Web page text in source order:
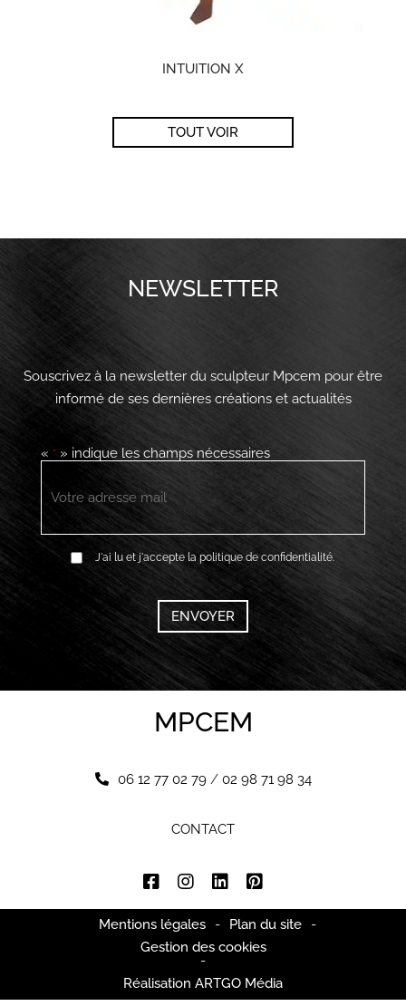
INTUITION X
TOUT VOIR
NEWSLETTER
Souscrivez à la newsletter du sculpteur Mpcem pour être
informé de ses dernières créations et actualités
« *» indique les champs nécessaires
E-
RGPD J'ai lu et j'accepte la politique de confidentialité.
CAPTCHA
MPCEM
06 12 77 02 79/ 02 98 71 98 34
CONTACT
Mentions légales - Plan du site
-
Gestion des cookies
-
Réalisation ARTGO Média